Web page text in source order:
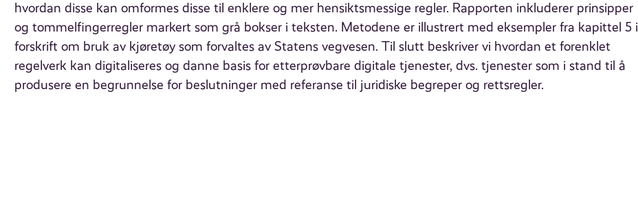
hvordan disse kan omformes disse til enklere og mer hensiktsmessige regler. Rapporten inkluderer prinsipper
og tommelfingerregler markert som grå bokser i teksten. Metodene er illustrert med eksempler fra kapittel 5 i
forskrift om bruk av kjøretøy som forvaltes av Statens vegvesen. Til slutt beskriver vi hvordan et forenklet
regelverk kan digitaliseres og danne basis for etterprøvbare digitale tjenester, dvs. tjenester som i stand til å
produsere en begrunnelse for beslutninger med referanse til juridiske begreper og rettsregler.